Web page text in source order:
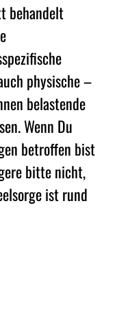
behandelt
physische –
belastende
Wenn Du
betroffen bist
bitte nicht,
ist rund